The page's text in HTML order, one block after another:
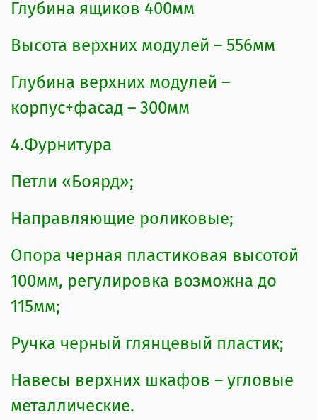
Глубина ящиков 400мм
Высота верхних модулей – 556мм
Глубина верхних модулей –
корпус+фасад – 300мм
4.Фурнитура
Петли «Боярд»;
Направляющие роликовые;
Опора черная пластиковая высотой
100мм, регулировка возможна до
115мм;
Ручка черный глянцевый пластик;
Навесы верхних шкафов – угловые
металлические.